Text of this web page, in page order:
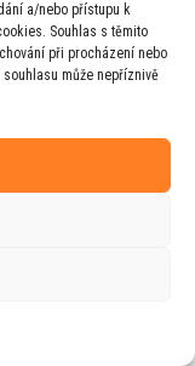
a/nebo přístupu k
Souhlas s těmito
při procházení nebo
může nepříznivě
s